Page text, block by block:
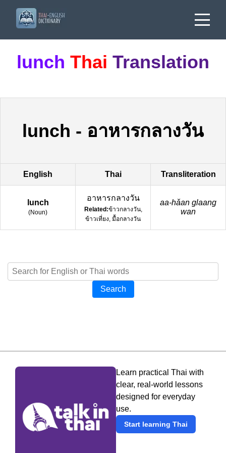
lunch Thai Translation
lunch - อาหารกลางวัน
English Thai Transliteration
lunch
(Noun)
อาหารกลางวัน
Related:ข้าวกลางวัน,
ข้าวเที่ยง, มื้อกลางวัน
aa-hǎan glaang
wan
Search
Learn practical Thai with
clear, real-world lessons
designed for everyday
use.
Start learning Thai